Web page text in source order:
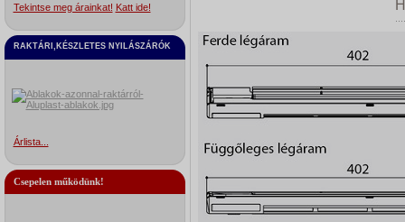
Tekintse meg árainkat! Katt ide!
RAKTÁRI,KÉSZLETES NYILÁSZÁRÓK
Árlista...
Csepelen működünk!